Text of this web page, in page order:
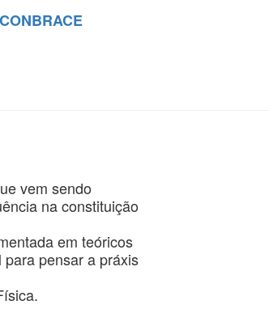
vem sendo
na constituição
em teóricos
pensar a práxis